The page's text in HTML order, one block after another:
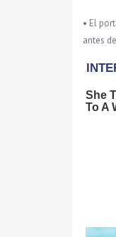
• El
antes